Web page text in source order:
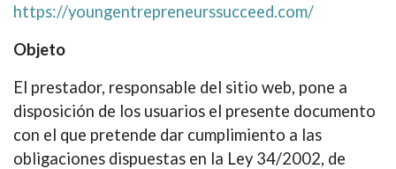
https://youngentrepreneurssucceed.com/
Objeto
El prestador, responsable del sitio web, pone a
disposición de los usuarios el presente documento
con el que pretende dar cumplimiento a las
obligaciones dispuestas en la Ley 34/2002, de